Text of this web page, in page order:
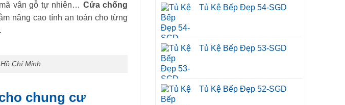
vân gỗ tự nhiên… Cửa chống
nâng cao tính an toàn cho từng
Chí Minh
chung cư
Tủ Kệ Bếp Đẹp 54-SGD
Tủ Kệ Bếp Đẹp 53-SGD
Tủ Kệ Bếp Đẹp 52-SGD